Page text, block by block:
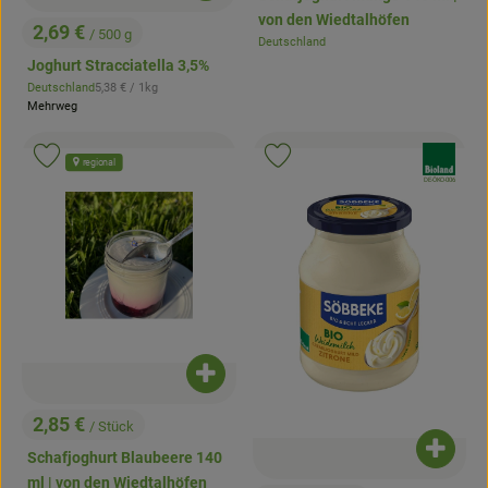
, Preis:
2,69 € / 500 g
Joghurt Stracciatella 3,5%
, Herkunft:
Deutschland, Referenzpreis:
5,38 € / 1kg
Mehrweg
von den Wiedtalhöfen
, Herkunft:
Deutschland
, Preis:
2,85 € / Stück
Schafjoghurt Blaubeere 140
ml | von den Wiedtalhöfen
Produkt zum Warenkorb hinzufügen
, Verband:
regional
Produkt zu Favouriten hinzufügen
, Kontrollstelle:
DE-ÖKO-006
Produkt zu Favouriten hinzufügen